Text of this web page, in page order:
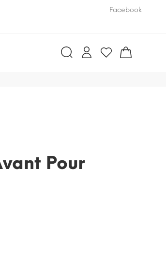
Pensez à nous communiquer le numéro VIN
Facebook
Pour